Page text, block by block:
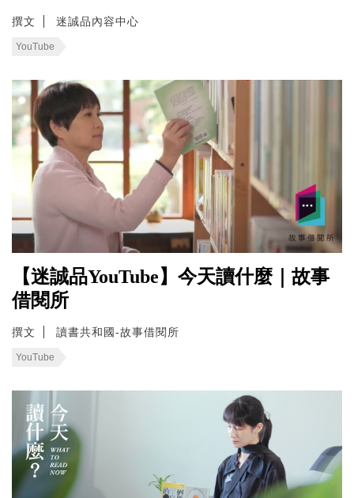
撰文 迷誠品內容中心
YouTube
【迷誠品YouTube】今天讀什麼｜故事
借閱所
撰文 讀書共和國-故事借閱所
YouTube